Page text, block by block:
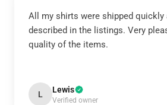
All my shirts were shipped quickly
described in the listings. Very
quality of the items.
L Lewis
Verified owner